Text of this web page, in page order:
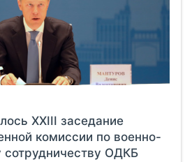
XXIII заседание
комиссии по военно-
сотрудничеству ОДКБ